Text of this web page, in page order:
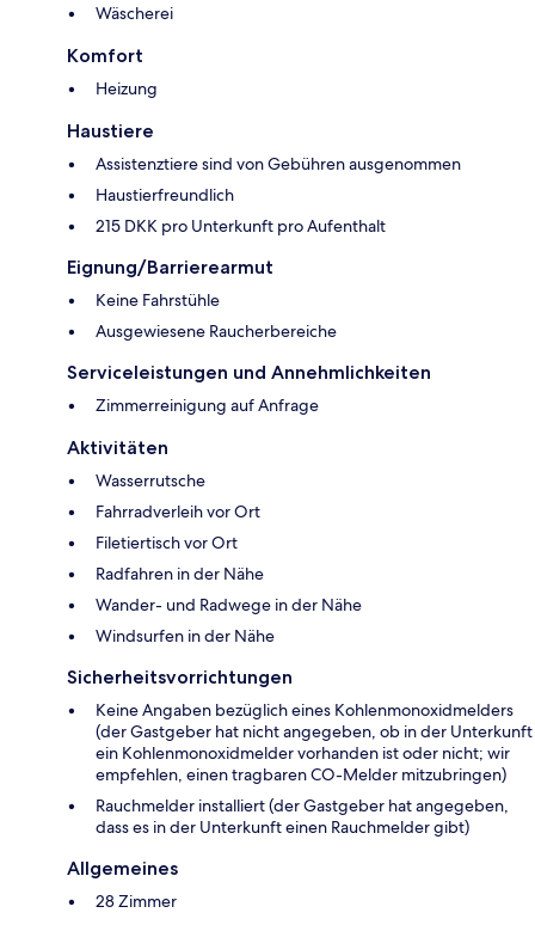
Wäscherei
Komfort
Heizung
Haustiere
Assistenztiere sind von Gebühren ausgenommen
Haustierfreundlich
215 DKK pro Unterkunft pro Aufenthalt
Eignung/Barrierearmut
Keine Fahrstühle
Ausgewiesene Raucherbereiche
Serviceleistungen und Annehmlichkeiten
Zimmerreinigung auf Anfrage
Aktivitäten
Wasserrutsche
Fahrradverleih vor Ort
Filetiertisch vor Ort
Radfahren in der Nähe
Wander- und Radwege in der Nähe
Windsurfen in der Nähe
Sicherheitsvorrichtungen
Keine Angaben bezüglich eines Kohlenmonoxidmelders
(der Gastgeber hat nicht angegeben, ob in der Unterkunft
ein Kohlenmonoxidmelder vorhanden ist oder nicht; wir
empfehlen, einen tragbaren CO-Melder mitzubringen)
Rauchmelder installiert (der Gastgeber hat angegeben,
dass es in der Unterkunft einen Rauchmelder gibt)
Allgemeines
28 Zimmer